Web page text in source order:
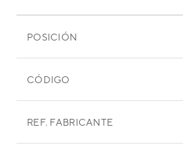
POSICIÓN
CÓDIGO
REF. FABRICANTE